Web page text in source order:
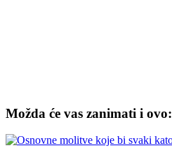
Možda će vas zanimati i ovo: